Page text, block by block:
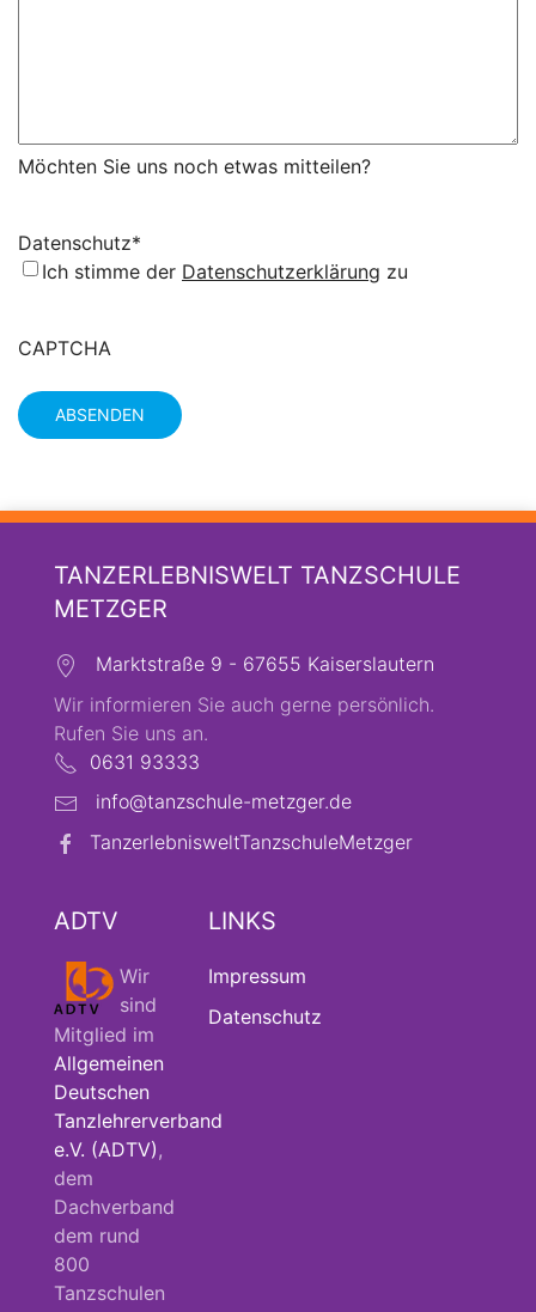
Möchten Sie uns noch etwas mitteilen?
Datenschutz*
Ich stimme der Datenschutzerklärung zu
CAPTCHA
TANZERLEBNISWELT TANZSCHULE
METZGER
Marktstraße 9 - 67655 Kaiserslautern
Wir informieren Sie auch gerne persönlich.
Rufen Sie uns an.
0631 93333
info@tanzschule-metzger.de
TanzerlebnisweltTanzschuleMetzger
ADTV
Wir
sind
Mitglied im
Allgemeinen
Deutschen
Tanzlehrerverband
e.V. (ADTV) ,
dem
Dachverband
dem rund
800
Tanzschulen
LINKS
Impressum
Datenschutz